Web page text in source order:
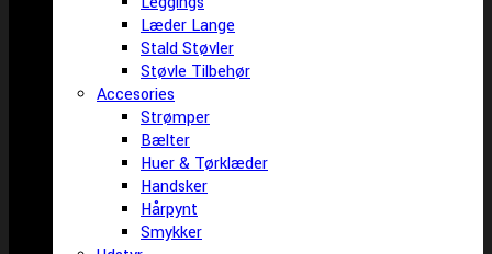
Læder Lange
Stald Støvler
Støvle Tilbehør
Accesories
Strømper
Bælter
Huer & Tørklæder
Handsker
Hårpynt
Smykker